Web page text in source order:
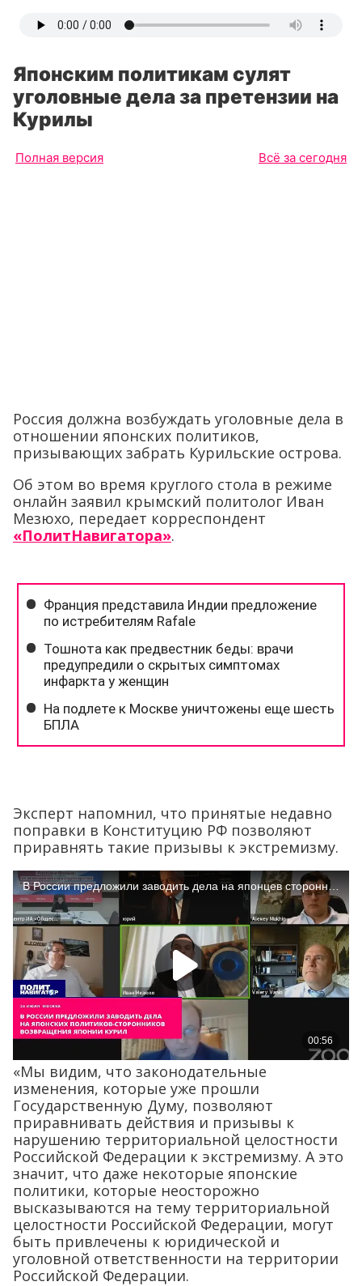
Японским политикам сулят
уголовные дела за претензии на
Курилы
Полная версия Всё за сегодня
Россия должна возбуждать уголовные дела в
отношении японских политиков,
призывающих забрать Курильские острова.
Об этом во время круглого стола в режиме
онлайн заявил крымский политолог Иван
Мезюхо, передает корреспондент
«ПолитНавигатора».
Эксперт напомнил, что принятые недавно
поправки в Конституцию РФ позволяют
приравнять такие призывы к экстремизму.
«Мы видим, что законодательные
изменения, которые уже прошли
Государственную Думу, позволяют
приравнивать действия и призывы к
нарушению территориальной целостности
Российской Федерации к экстремизму. А это
значит, что даже некоторые японские
политики, которые неосторожно
высказываются на тему территориальной
целостности Российской Федерации, могут
быть привлечены к юридической и
уголовной ответственности на территории
Российской Федерации.